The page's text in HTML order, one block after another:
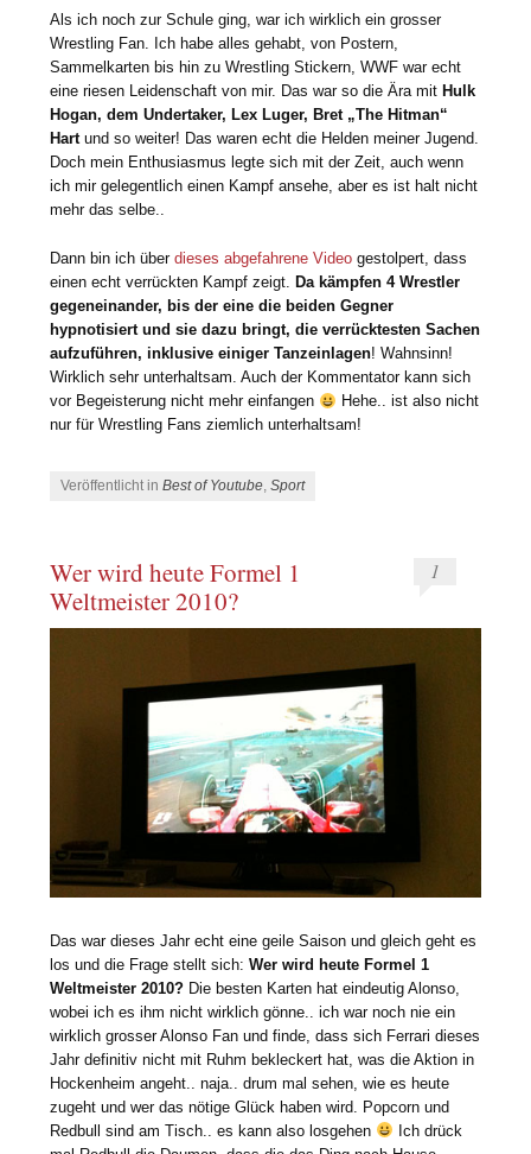
Als ich noch zur Schule ging, war ich wirklich ein grosser
Wrestling Fan. Ich habe alles gehabt, von Postern,
Sammelkarten bis hin zu Wrestling Stickern, WWF war echt
eine riesen Leidenschaft von mir. Das war so die Ära mit Hulk
Hogan, dem Undertaker, Lex Luger, Bret „The Hitman“
Hartund so weiter! Das waren echt die Helden meiner Jugend.
Doch mein Enthusiasmus legte sich mit der Zeit, auch wenn
ich mir gelegentlich einen Kampf ansehe, aber es ist halt nicht
mehr das selbe..
Dann bin ich überdieses abgefahrene Video gestolpert, dass
einen echt verrückten Kampf zeigt. Da kämpfen 4 Wrestler
gegeneinander, bis der eine die beiden Gegner
hypnotisiert und sie dazu bringt, die verrücktesten Sachen
aufzuführen, inklusive einiger Tanzeinlagen! Wahnsinn!
Wirklich sehr unterhaltsam. Auch der Kommentator kann sich
vor Begeisterung nicht mehr einfangen
Hehe.. ist also nicht
nur für Wrestling Fans ziemlich unterhaltsam!
Veröffentlicht inBest of Youtube,Sport
Wer wird heute Formel 1
Weltmeister 2010?
1
Das war dieses Jahr echt eine geile Saison und gleich geht es
los und die Frage stellt sich:Wer wird heute Formel 1
Weltmeister 2010? Die besten Karten hat eindeutig Alonso,
wobei ich es ihm nicht wirklich gönne.. ich war noch nie ein
wirklich grosser Alonso Fan und finde, dass sich Ferrari dieses
Jahr definitiv nicht mit Ruhm bekleckert hat, was die Aktion in
Hockenheim angeht.. naja.. drum mal sehen, wie es heute
zugeht und wer das nötige Glück haben wird. Popcorn und
Redbull sind am Tisch.. es kann also losgehen
Ich drück